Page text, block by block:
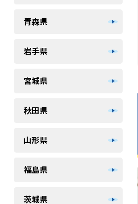
青森県
岩手県
宮城県
秋田県
山形県
福島県
茨城県